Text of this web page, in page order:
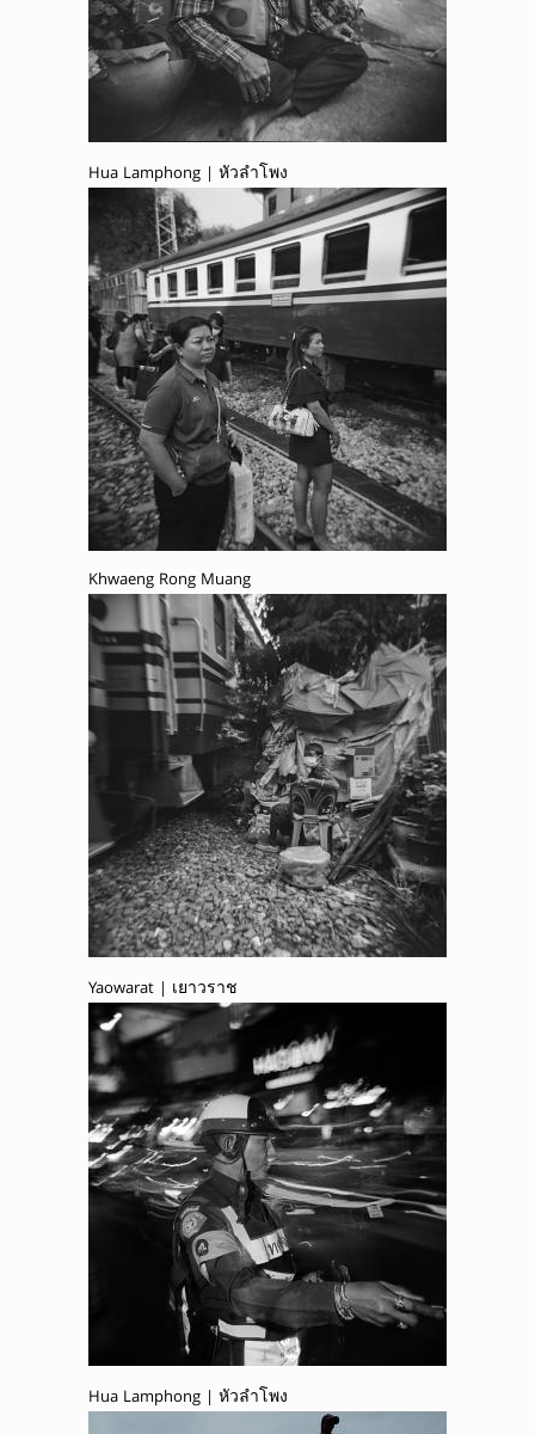
Hua Lamphong | หัวลำโพง
Khwaeng Rong Muang
Yaowarat | เยาวราช
Hua Lamphong | หัวลำโพง